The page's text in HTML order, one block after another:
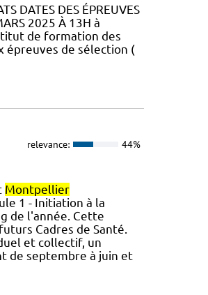
DATES DES ÉPREUVES
2025 À 13H à
de formation des
de sélection (
relevance: 44%
Montpellier
1 - Initiation à la
de l'année. Cette
Cadres de Santé.
et collectif, un
de septembre à juin et